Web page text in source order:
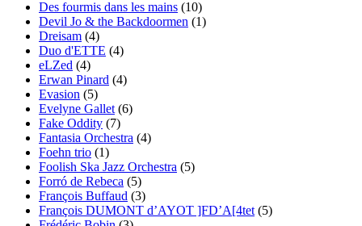
Des fourmis dans les mains (10)
Devil Jo & the Backdoormen (1)
Dreisam (4)
Duo d'ETTE (4)
eLZed (4)
Erwan Pinard (4)
Evasion (5)
Evelyne Gallet (6)
Fake Oddity (7)
Fantasia Orchestra (4)
Foehn trio (1)
Foolish Ska Jazz Orchestra (5)
Forró de Rebeca (5)
François Buffaud (3)
François DUMONT d’AYOT ]FD’A[4tet (5)